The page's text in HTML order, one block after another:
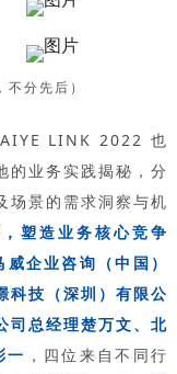
分先后）
LINK 2022 也
的业务实践揭秘，分
场景的需求洞察与机
塑造业务核心竞争
威企业咨询（中国）
科技（深圳）有限公
司总经理楚万文、北
一 ，四位来自不同行